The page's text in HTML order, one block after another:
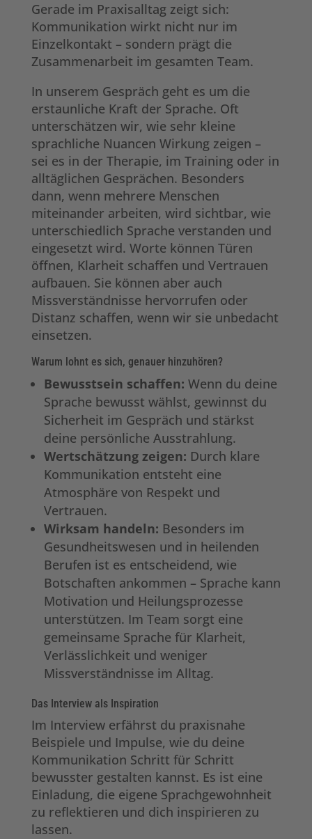
Gerade im Praxisalltag zeigt sich:
Kommunikation wirkt nicht nur im
Einzelkontakt – sondern prägt die
Zusammenarbeit im gesamten Team.
In unserem Gespräch geht es um die
erstaunliche Kraft der Sprache. Oft
unterschätzen wir, wie sehr kleine
sprachliche Nuancen Wirkung zeigen –
sei es in der Therapie, im Training oder in
alltäglichen Gesprächen. Besonders
dann, wenn mehrere Menschen
miteinander arbeiten, wird sichtbar, wie
unterschiedlich Sprache verstanden und
eingesetzt wird. Worte können Türen
öffnen, Klarheit schaffen und Vertrauen
aufbauen. Sie können aber auch
Missverständnisse hervorrufen oder
Distanz schaffen, wenn wir sie unbedacht
einsetzen.
Warum lohnt es sich, genauer hinzuhören?
Bewusstsein schaffen: Wenn du deine
Sprache bewusst wählst, gewinnst du
Sicherheit im Gespräch und stärkst
deine persönliche Ausstrahlung.
Wertschätzung zeigen: Durch klare
Kommunikation entsteht eine
Atmosphäre von Respekt und
Vertrauen.
Wirksam handeln: Besonders im
Gesundheitswesen und in heilenden
Berufen ist es entscheidend, wie
Botschaften ankommen – Sprache kann
Motivation und Heilungsprozesse
unterstützen. Im Team sorgt eine
gemeinsame Sprache für Klarheit,
Verlässlichkeit und weniger
Missverständnisse im Alltag.
Das Interview als Inspiration
Im Interview erfährst du praxisnahe
Beispiele und Impulse, wie du deine
Kommunikation Schritt für Schritt
bewusster gestalten kannst. Es ist eine
Einladung, die eigene Sprachgewohnheit
zu reflektieren und dich inspirieren zu
lassen.